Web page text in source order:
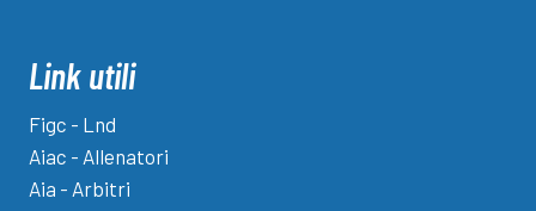
Link utili
Figc - Lnd
Aiac - Allenatori
Aia - Arbitri